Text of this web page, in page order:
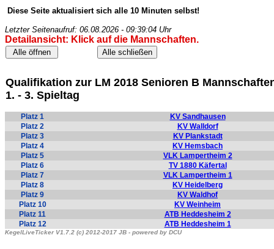
Diese Seite aktualisiert sich alle 10 Minuten selbst!
Letzter Seitenaufruf: 06.08.2026 - 09:39:04 Uhr
Detailansicht: Klick auf die Mannschaften.
Qualifikation zur LM 2018 Senioren B
1. - 3. Spieltag
Platz 1
KV Sandhausen
Platz 2
KV Walldorf
Platz 3
KV Plankstadt
Platz 4
KV Hemsbach
Platz 5
VLK Lampertheim 2
Platz 6
TV 1880 Käfertal
Platz 7
VLK Lampertheim 1
Platz 8
KV Heidelberg
Platz 9
KV Waldhof
Platz 10
KV Weinheim
Platz 11
ATB Heddesheim 2
Platz 12
ATB Heddesheim 1
KegelLiveTicker V1.7.2 (c) 2012-2017 JB - powered by DCU